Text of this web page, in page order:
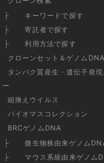
キーワードで探す
寄託者で探す
利用方法で探す
クローンセット＆ゲノムDNA
タンパク質産生・遺伝子発
ー
組換えウイルス
バイオマスコレクション
BRCゲノムDNA
微生物株由来ゲノム
マウス系統由来ゲノム